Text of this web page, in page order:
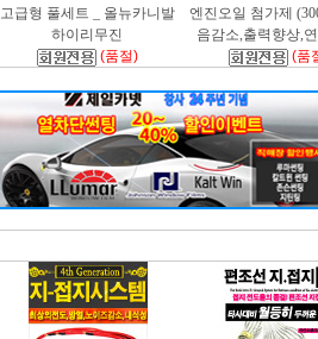
고급형 풀세트 _ 올뉴카니발
하이리무진
(품절)
엔진오일 첨가제
음감소,출력향상,
(품